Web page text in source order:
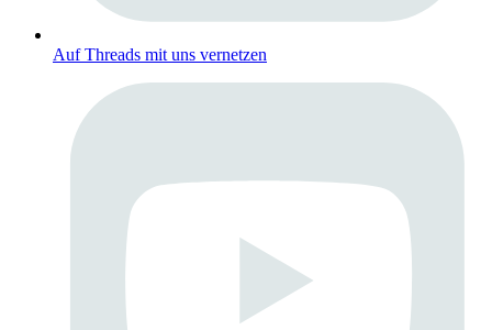
Auf Threads mit uns vernetzen